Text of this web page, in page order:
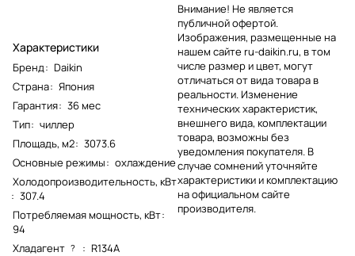
Характеристики
Бренд: Daikin
Страна: Япония
Гарантия: 36 мес
Тип: чиллер
Площадь, м2: 3073.6
Основные режимы: охлаждение
Холодопроизводительность, кВт
: 307.4
Потребляемая мощность, кВт:
94
Хладагент ? : R134A
Внимание! Не является
публичной офертой.
Изображения, размещенные на
нашем сайте ru-daikin.ru, в том
числе размер и цвет, могут
отличаться от вида товара в
реальности. Изменение
технических характеристик,
внешнего вида, комплектации
товара, возможны без
уведомления покупателя. В
случае сомнений уточняйте
характеристики и комплектацию
на официальном сайте
производителя.